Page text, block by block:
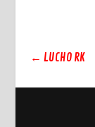
← LUCHO RK